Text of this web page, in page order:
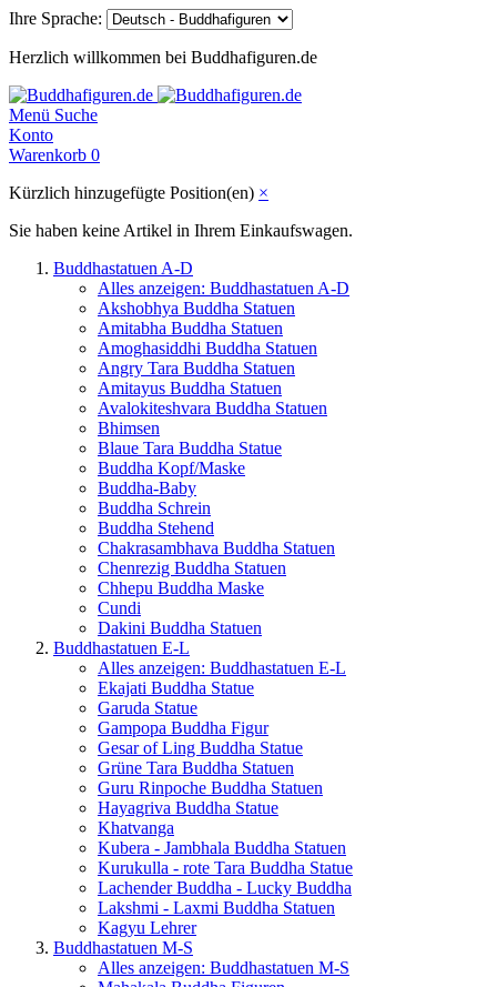
Ihre Sprache:
Herzlich willkommen bei Buddhafiguren.de
Menü Suche
Konto
Warenkorb 0
Kürzlich hinzugefügte Position(en) ×
Sie haben keine Artikel in Ihrem Einkaufswagen.
Buddhastatuen A-D
Alles anzeigen: Buddhastatuen A-D
Akshobhya Buddha Statuen
Amitabha Buddha Statuen
Amoghasiddhi Buddha Statuen
Angry Tara Buddha Statuen
Amitayus Buddha Statuen
Avalokiteshvara Buddha Statuen
Bhimsen
Blaue Tara Buddha Statue
Buddha Kopf/Maske
Buddha-Baby
Buddha Schrein
Buddha Stehend
Chakrasambhava Buddha Statuen
Chenrezig Buddha Statuen
Chhepu Buddha Maske
Cundi
Dakini Buddha Statuen
Buddhastatuen E-L
Alles anzeigen: Buddhastatuen E-L
Ekajati Buddha Statue
Garuda Statue
Gampopa Buddha Figur
Gesar of Ling Buddha Statue
Grüne Tara Buddha Statuen
Guru Rinpoche Buddha Statuen
Hayagriva Buddha Statue
Khatvanga
Kubera - Jambhala Buddha Statuen
Kurukulla - rote Tara Buddha Statue
Lachender Buddha - Lucky Buddha
Lakshmi - Laxmi Buddha Statuen
Kagyu Lehrer
Buddhastatuen M-S
Alles anzeigen: Buddhastatuen M-S